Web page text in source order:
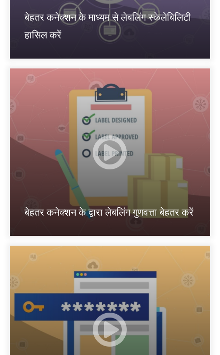
बेहतर कनेक्शन के माध्यम से लेबलिंग स्केलेबिलिटी
हासिल करें
बेहतर कनेक्शन के द्वारा लेबलिंग गुणवत्ता बेहतर करें